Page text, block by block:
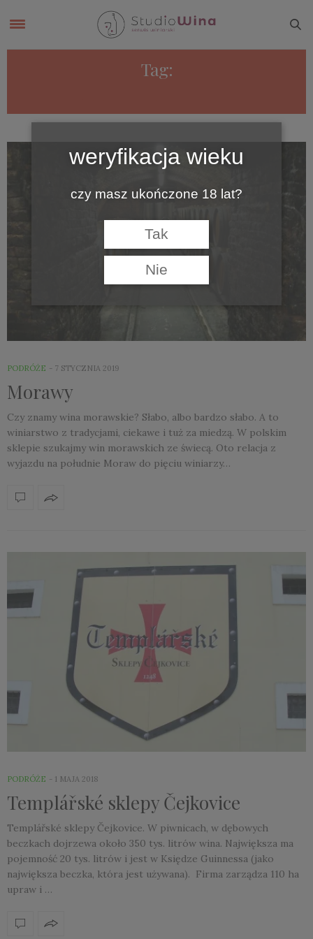
Tag:
PODRÓŻE 7 STYCZNIA 2019
Morawy
Czy znamy wina morawskie? Słabo, albo bardzo słabo. A to
winiarstwo z tradycjami, ciekawe i tuż za miedzą. W polskim
sklepie szukajmy win morawskich ze świecą. Oto relacja z
wyjazdu na południe Moraw do pięciu winiarzy…
PODRÓŻE 1 MAJA 2018
Templářské sklepy Čejkovice
Templářské sklepy Čejkovice. W piwnicach, w dębowych
beczkach dojrzewa około 350 tys. litrów wina. Największa ma
pojemność 20 tys. litrów i jest w Księdze Guinnessa (jako
największa beczka, która jest używana). Firma zarządza 110 ha
upraw i …
weryfikacja wieku
czy masz ukończone 18 lat?
Tak
Nie